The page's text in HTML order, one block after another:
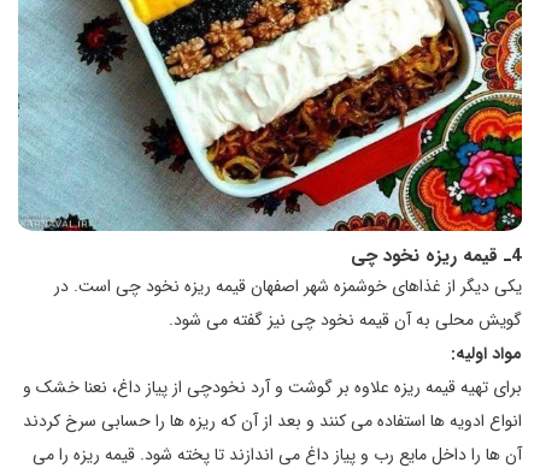
4ـ قیمه ریزه نخود چی
یکی دیگر از غذاهای خوشمزه شهر اصفهان قیمه ریزه نخود چی است. در
گویش محلی به آن قیمه نخود چی نیز گفته می شود.
مواد اولیه:
برای تهیه قیمه ریزه علاوه بر گوشت و آرد نخودچی از پیاز داغ، نعنا خشک و
انواع ادویه ها استفاده می کنند و بعد از آن که ریزه ها را حسابی سرخ کردند
آن ها را داخل مایع رب و پیاز داغ می اندازند تا پخته شود. قیمه ریزه را می